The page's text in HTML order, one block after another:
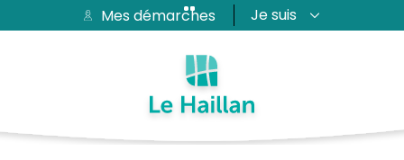
Aide et accessibilité
Passer au menu
Passer au contenuMes démarches Je suis